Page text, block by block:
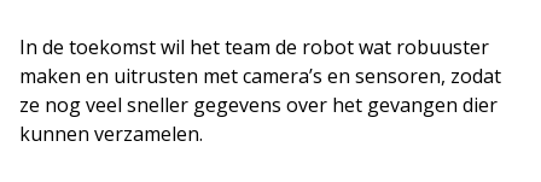
In de toekomst wil het team de robot wat robuuster
maken en uitrusten met camera’s en sensoren, zodat
ze nog veel sneller gegevens over het gevangen dier
kunnen verzamelen.